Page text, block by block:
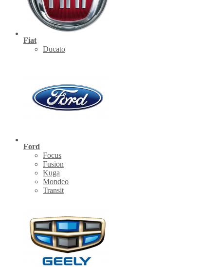
Fiat
Ducato
Ford
Focus
Fusion
Kuga
Mondeo
Transit